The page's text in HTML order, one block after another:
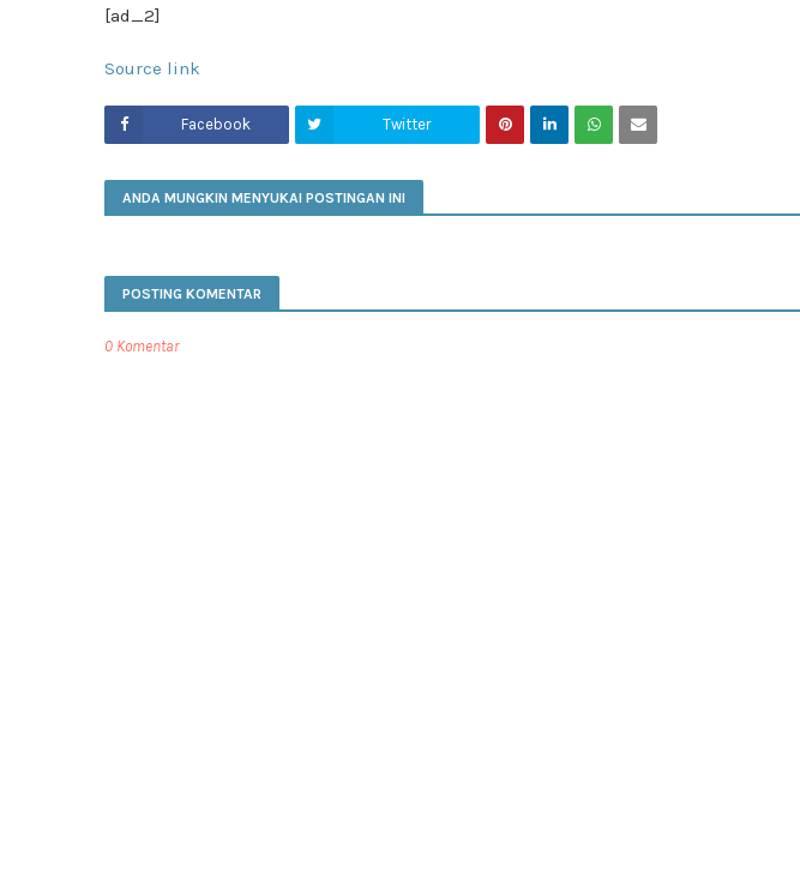
[ad_2]
Source link
Facebook Twitter
ANDA MUNGKIN MENYUKAI POSTINGAN INI
POSTING KOMENTAR
0 Komentar